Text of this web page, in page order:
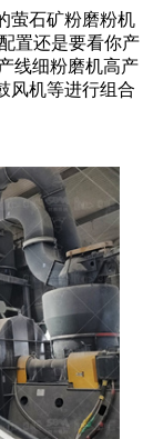
萤石矿粉磨粉机
置还是要看你产
线细粉磨机高产
风机等进行组合